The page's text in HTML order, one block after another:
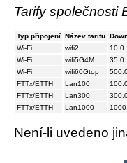
Tarify společnosti
Typ připojení Název tarifu
Wi-Fi
wifi2 10.0
Wi-Fi
wifi5G4M 35.0
Wi-Fi
wifi60Gtop
FTTx/ETTH
Lan100
FTTx/ETTH
Lan300
FTTx/ETTH
Lan1000
Není-li uvedeno